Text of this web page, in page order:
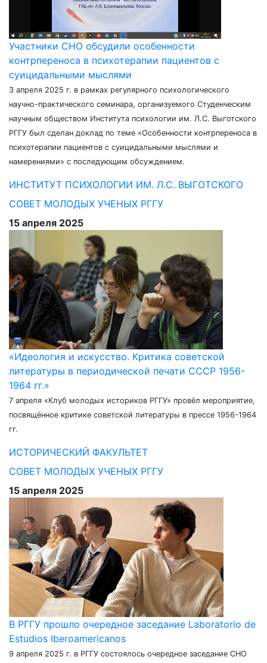
Участники СНО обсудили особенности
контрпереноса в психотерапии пациентов с
суицидальными мыслями
3 апреля 2025 г. в рамках регулярного психологического
научно-практического семинара, организуемого Студенческим
научным обществом Института психологии им. Л.С. Выготского
РГГУ был сделан доклад по теме «Особенности контрпереноса в
психотерапии пациентов с суицидальными мыслями и
намерениями» с последующим обсуждением.
ИНСТИТУТ ПСИХОЛОГИИ ИМ. Л.С. ВЫГОТСКОГО
СОВЕТ МОЛОДЫХ УЧЕНЫХ РГГУ
15 апреля 2025
«Идеология и искусство. Критика советской
литературы в периодической печати СССР 1956-
1964 гг.»
7 апреля «Клуб молодых историков РГГУ» провёл мероприятие,
посвящённое критике советской литературы в прессе 1956-1964
гг.
ИСТОРИЧЕСКИЙ ФАКУЛЬТЕТ
СОВЕТ МОЛОДЫХ УЧЕНЫХ РГГУ
15 апреля 2025
В РГГУ прошло очередное заседание Laboratorio de
Estudios Iberoamericanos
9 апреля 2025 г. в РГГУ состоялось очередное заседание СНО